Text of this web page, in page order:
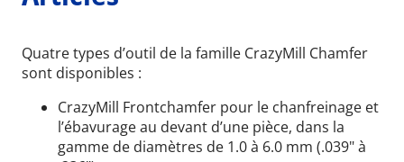
Quatre types d’outil de la famille CrazyMill Chamfer
sont disponibles :
CrazyMill Frontchamfer pour le chanfreinage et
l’ébavurage au devant d’une pièce, dans la
gamme de diamètres de 1.0 à 6.0 mm (.039" à